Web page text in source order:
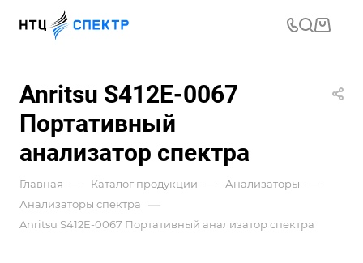
Anritsu S412E-0067
Портативный
анализатор спектра
Главная — Каталог продукции — Анализаторы —
Анализаторы спектра —
Anritsu S412E-0067 Портативный анализатор спектра